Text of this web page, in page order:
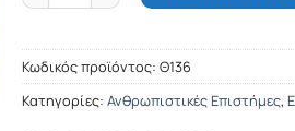
Κωδικός προϊόντος:Θ136
Κατηγορίες:Ανθρωπιστικές Επιστήμες,